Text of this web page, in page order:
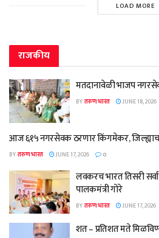
LOAD MORE
राजकीय
मतदानावेळी भाजप
BYतरुण भारत JUNE 18, 2026
आज ६१५ नगरसेवक ठरणार किंगमेकर,
BYतरुण भारत JUNE 17, 2026 0
लवकरच भारत तिसरी
पालकमंत्री गोरे
BYतरुण भारत JUNE 17, 2026
शत – प्रतिशत मते